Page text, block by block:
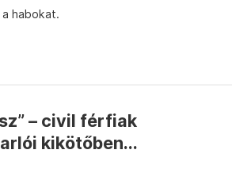
habokat.
– civil férfiak
kikötőben...